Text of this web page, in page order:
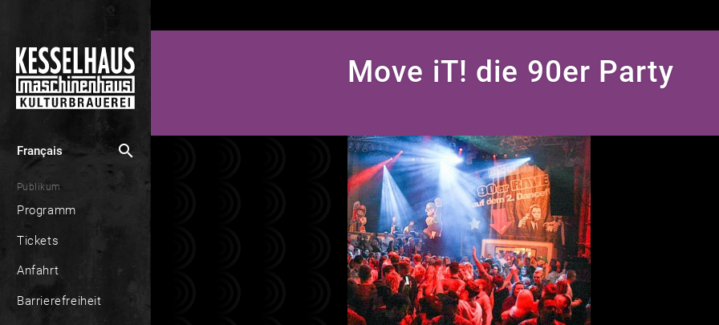
Français search
Publikum
Programm
Tickets
Anfahrt
Barrierefreiheit
Move iT! die 90er Party